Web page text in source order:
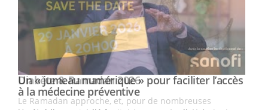
Youtube
Un « jumeau numérique » pour faciliter l’accès
à la médecine préventiveYoutube